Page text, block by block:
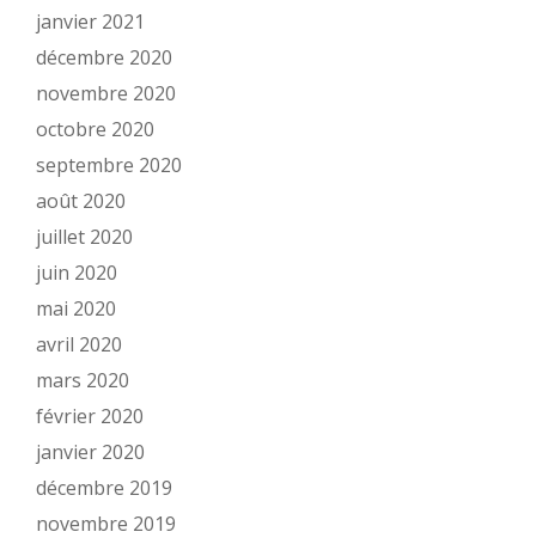
janvier 2021
décembre 2020
novembre 2020
octobre 2020
septembre 2020
août 2020
juillet 2020
juin 2020
mai 2020
avril 2020
mars 2020
février 2020
janvier 2020
décembre 2019
novembre 2019